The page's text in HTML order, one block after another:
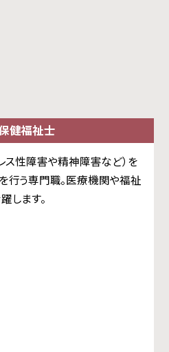
健福祉士
ス性障害や精神障害など）を
行う専門職。医療機関や福祉
します。